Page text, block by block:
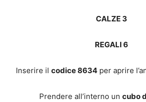
CALZE 3
REGALI 6
Inserire il codice 8634 per aprire
Prendere all’interno un cubo